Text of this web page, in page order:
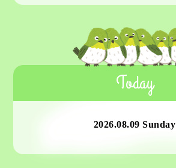
Today
2026.08.09 Sunday